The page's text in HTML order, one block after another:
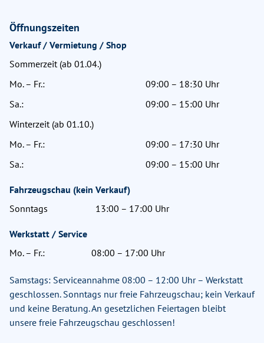
Öffnungszeiten
Verkauf / Vermietung / Shop
Sommerzeit (ab 01.04.)
Mo. – Fr.:
09:00 – 18:30 Uhr
Sa.:
09:00 – 15:00 Uhr
Winterzeit (ab 01.10.)
Mo. – Fr.:
09:00 – 17:30 Uhr
Sa.:
09:00 – 15:00 Uhr
Fahrzeugschau (kein Verkauf)
Sonntags
13:00 – 17:00 Uhr
Werkstatt / Service
Mo. – Fr.:
08:00 – 17:00 Uhr
Samstags: Serviceannahme 08:00 – 12:00 Uhr – Werkstatt
geschlossen. Sonntags nur freie Fahrzeugschau; kein Verkauf
und keine Beratung. An gesetzlichen Feiertagen bleibt
unsere freie Fahrzeugschau geschlossen!